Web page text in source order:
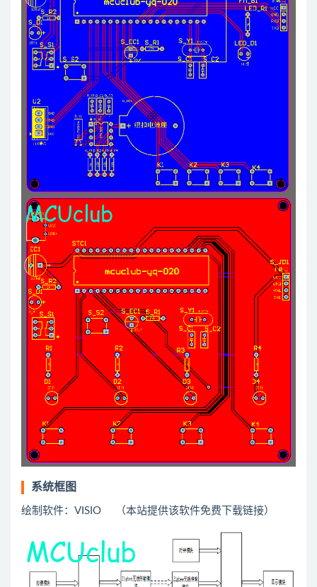
系统框图
绘制软件：VISIO （本站提供该软件免费下载链接）